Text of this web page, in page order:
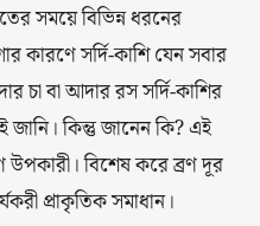
সময়ে বিভিন্ন ধরনের
কারণে সর্দি-কাশি যেন সবার
চা বা আদার রস সর্দি-কাশির
জানি। কিন্তু জানেন কি? এই
উপকারী। বিশেষ করে ব্রণ দূর
প্রাকৃতিক সমাধান।